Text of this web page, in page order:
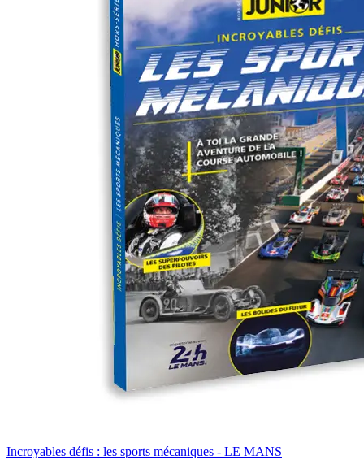
Incroyables défis : les sports mécaniques - LE MANS